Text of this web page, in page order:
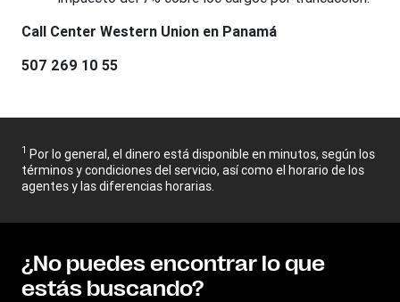
Call Center Western Union en Panamá
507 269 10 55
1 Por lo general, el dinero está disponible en minutos, según los
términos y condiciones del servicio, así como el horario de los
agentes y las diferencias horarias.
¿No puedes encontrar lo que
estás buscando?